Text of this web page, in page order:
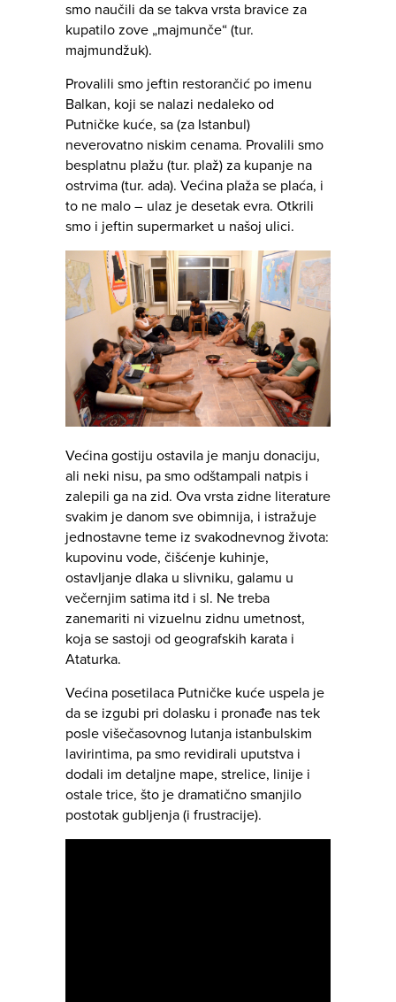
smo naučili da se takva vrsta bravice za
kupatilo zove „majmunče“ (tur.
majmundžuk).
Provalili smo jeftin restorančić po imenu
Balkan, koji se nalazi nedaleko od
Putničke kuće, sa (za Istanbul)
neverovatno niskim cenama. Provalili smo
besplatnu plažu (tur. plaž) za kupanje na
ostrvima (tur. ada). Većina plaža se plaća, i
to ne malo – ulaz je desetak evra. Otkrili
smo i jeftin supermarket u našoj ulici.
Većina gostiju ostavila je manju donaciju,
ali neki nisu, pa smo odštampali natpis i
zalepili ga na zid. Ova vrsta zidne literature
svakim je danom sve obimnija, i istražuje
jednostavne teme iz svakodnevnog života:
kupovinu vode, čišćenje kuhinje,
ostavljanje dlaka u slivniku, galamu u
večernjim satima itd i sl. Ne treba
zanemariti ni vizuelnu zidnu umetnost,
koja se sastoji od geografskih karata i
Ataturka.
Većina posetilaca Putničke kuće uspela je
da se izgubi pri dolasku i pronađe nas tek
posle višečasovnog lutanja istanbulskim
lavirintima, pa smo revidirali uputstva i
dodali im detaljne mape, strelice, linije i
ostale trice, što je dramatično smanjilo
postotak gubljenja (i frustracije).